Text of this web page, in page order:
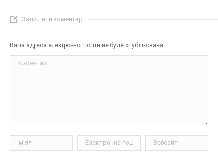
Залишити коментар
Ваша адреса електронної пошти не буде опублікована.
Коментар
Ім'я * Електронна пошта * Вебсайт